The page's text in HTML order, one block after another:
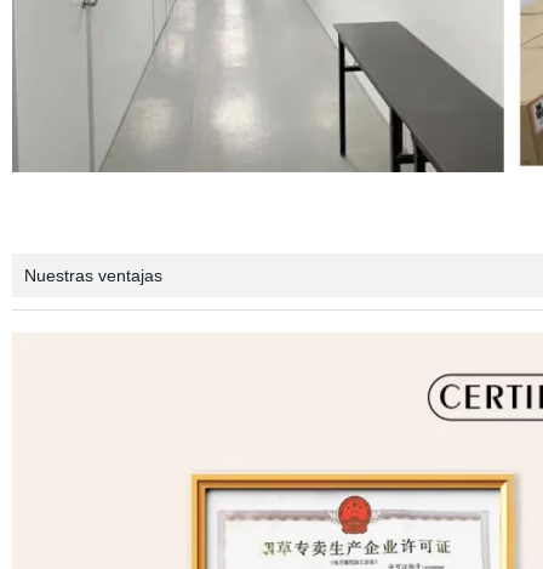
Nuestras ventajas